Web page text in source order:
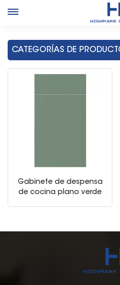
CATEGORÍAS DE
Gabinete de despensa
de cocina plano verde